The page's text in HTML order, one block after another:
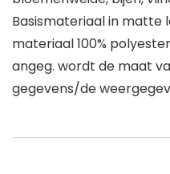
Basismateriaal in matte
materiaal 100%
angeg. wordt de maat
gegevens/de